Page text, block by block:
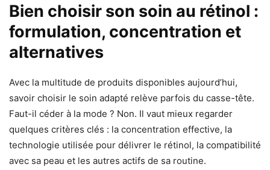
Bien choisir son soin au rétinol :
formulation, concentration et
alternatives
Avec la multitude de produits disponibles aujourd’hui,
savoir choisir le soin adapté relève parfois du casse-tête.
Faut-il céder à la mode ? Non. Il vaut mieux regarder
quelques critères clés : la concentration effective, la
technologie utilisée pour délivrer le rétinol, la compatibilité
avec sa peau et les autres actifs de sa routine.